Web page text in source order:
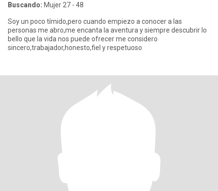
Buscando: Mujer 27 - 48
Soy un poco tímido,pero cuando empiezo a conocer a las
personas me abro,me encanta la aventura y siempre descubrir lo
bello que la vida nos puede ofrecer me considero
sincero,trabajador,honesto,fiel y respetuoso